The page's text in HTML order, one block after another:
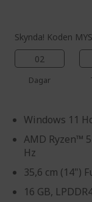
Skynda! Koden
02
Dagar
Windows 11
AMD Ryzen™
Hz
35,6 cm (14")
16 GB,